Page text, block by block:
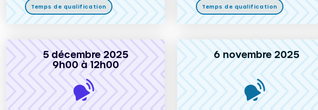
Temps de qualification Temps de qualification
5 décembre 2025
9h00 à 12h00
6 novembre 2025